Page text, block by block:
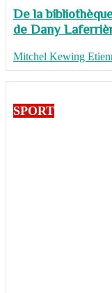
De la
de Dany
Mitchel Kewing
SPORT